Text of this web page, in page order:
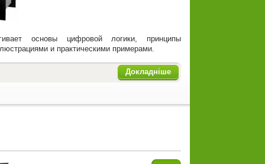
основы цифровой логики, принципы
и практическими примерами.
Докладніше